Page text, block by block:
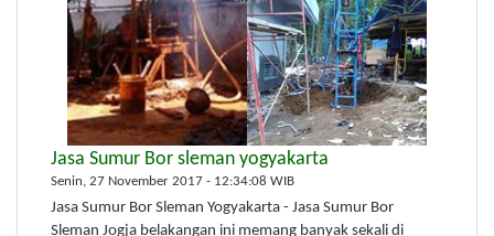
Jasa Sumur Bor sleman yogyakarta
Senin, 27 November 2017 - 12:34:08 WIB
Jasa Sumur Bor Sleman Yogyakarta - Jasa Sumur Bor
Sleman Jogja belakangan ini memang banyak sekali di